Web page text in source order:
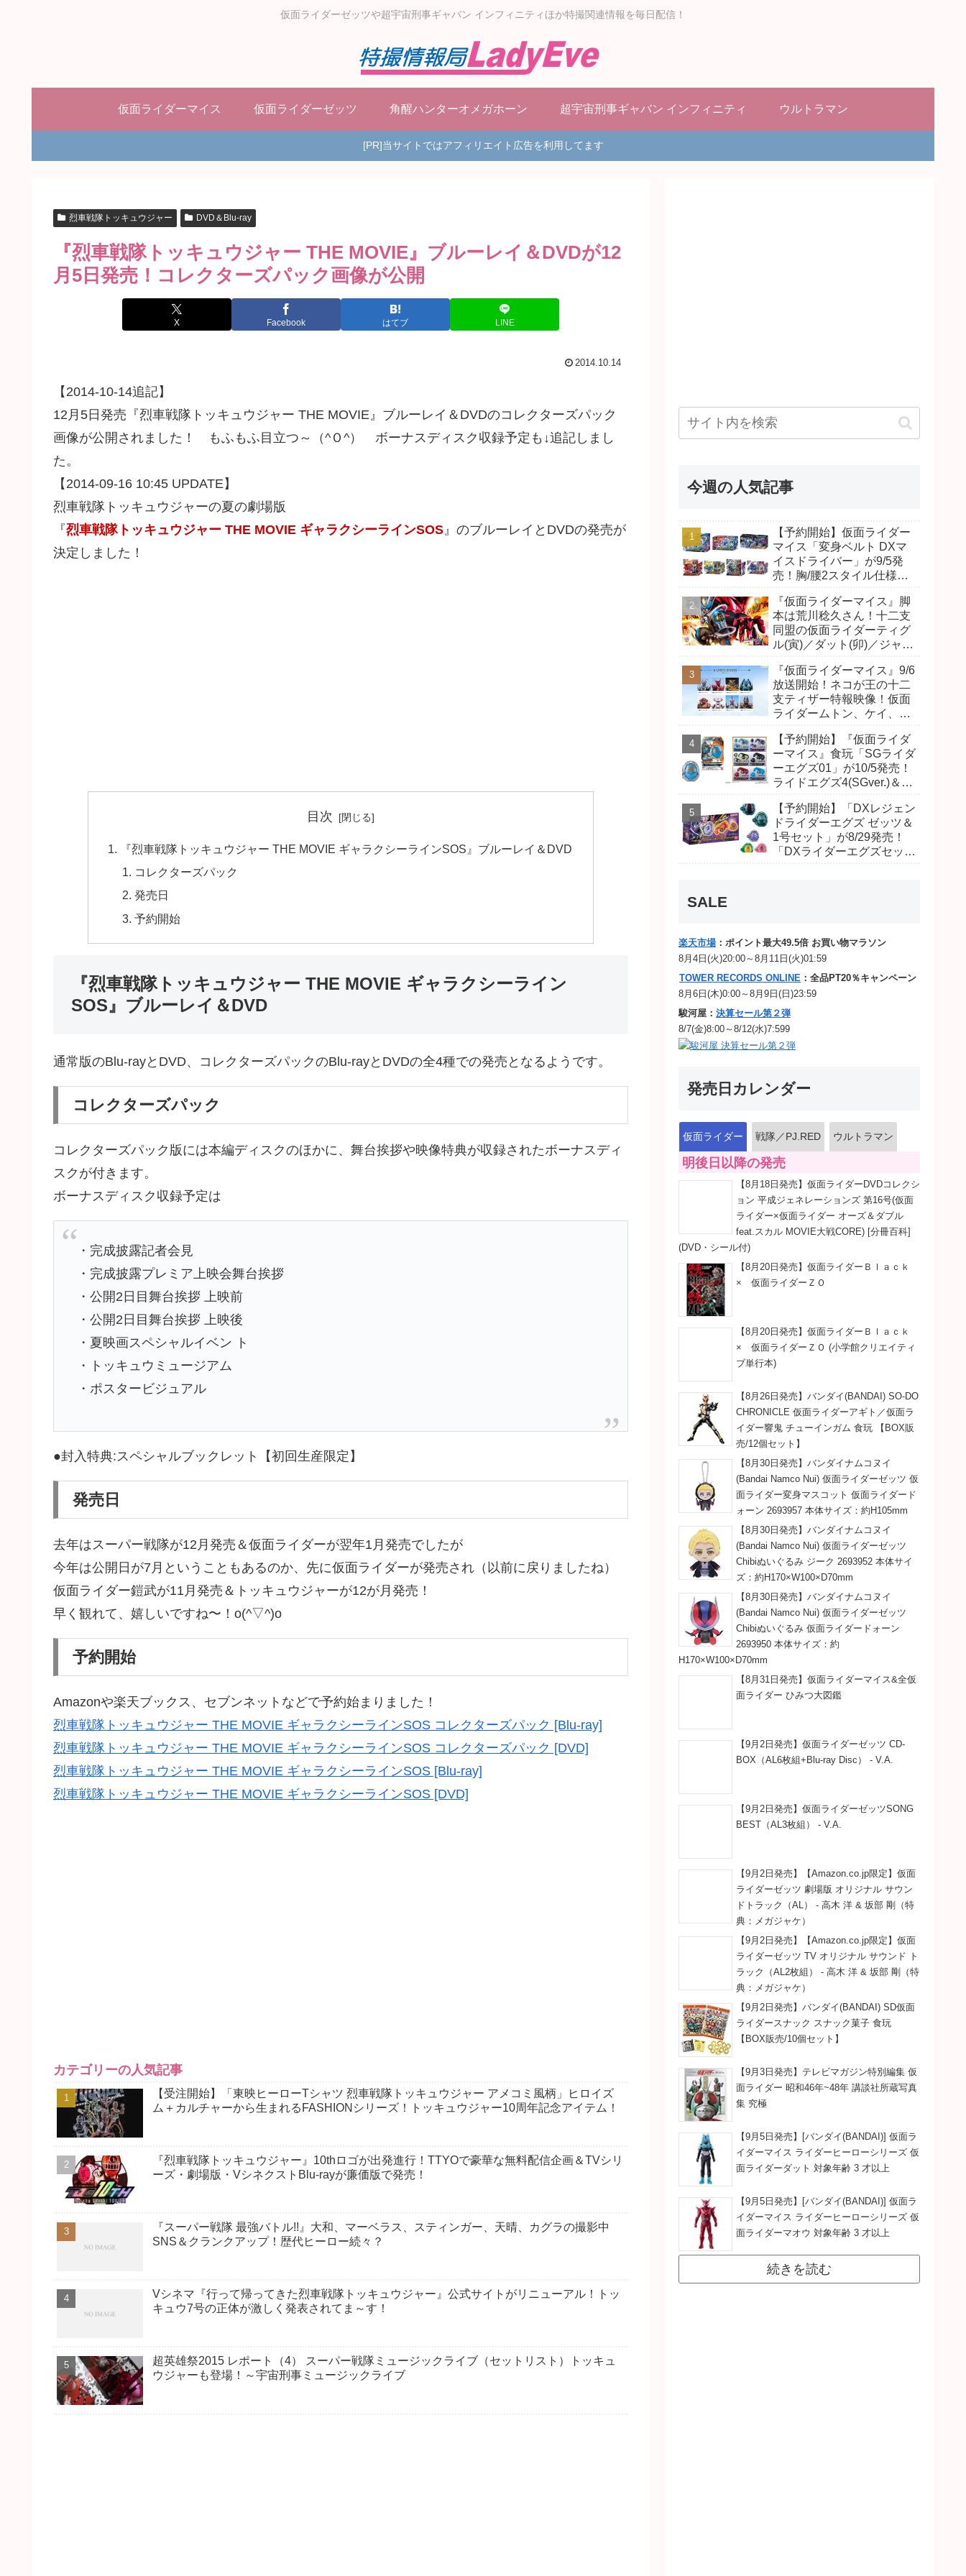
仮面ライダーゼッツや超宇宙刑事ギャバン インフィニティほか特撮関連情報を毎日配信！
仮面ライダーマイス 仮面ライダーゼッツ 角醒ハンターオメガホーン 超宇宙刑事ギャバン インフィニティ ウルトラマン
[PR]当サイトではアフィリエイト広告を利用してます
烈車戦隊トッキュウジャー DVD＆Blu-ray
『烈車戦隊トッキュウジャー THE MOVIE』ブルーレイ＆DVDが12
月5日発売！コレクターズパック画像が公開
X Facebook はてブ LINE
2014.10.14
【2014-10-14追記】
12月5日発売『烈車戦隊トッキュウジャー THE MOVIE』ブルーレイ＆DVDのコレクターズパック
画像が公開されました！ もふもふ目立つ～（^Ｏ^） ボーナスディスク収録予定も↓追記しまし
た。
【2014-09-16 10:45 UPDATE】
烈車戦隊トッキュウジャーの夏の劇場版
『烈車戦隊トッキュウジャー THE MOVIE ギャラクシーラインSOS』のブルーレイとDVDの発売が
決定しました！
目次
『烈車戦隊トッキュウジャー THE MOVIE ギャラクシーラインSOS』ブルーレイ＆DVD
コレクターズパック
発売日
予約開始
『烈車戦隊トッキュウジャー THE MOVIE ギャラクシーライン
SOS』ブルーレイ＆DVD
通常版のBlu-rayとDVD、コレクターズパックのBlu-rayとDVDの全4種での発売となるようです。
コレクターズパック
コレクターズパック版には本編ディスクのほかに、舞台挨拶や映像特典が収録されたボーナスディ
スクが付きます。
ボーナスディスク収録予定は
・完成披露記者会見
・完成披露プレミア上映会舞台挨拶
・公開2日目舞台挨拶 上映前
・公開2日目舞台挨拶 上映後
・夏映画スペシャルイベン ト
・トッキュウミュージアム
・ポスタービジュアル
●封入特典:スペシャルブックレット【初回生産限定】
発売日
去年はスーパー戦隊が12月発売＆仮面ライダーが翌年1月発売でしたが
今年は公開日が7月ということもあるのか、先に仮面ライダーが発売され（以前に戻りましたね）
仮面ライダー鎧武が11月発売＆トッキュウジャーが12が月発売！
早く観れて、嬉しいですね〜！o(^▽^)o
予約開始
Amazonや楽天ブックス、セブンネットなどで予約始まりました！
烈車戦隊トッキュウジャー THE MOVIE ギャラクシーラインSOS コレクターズパック [Blu-ray]
烈車戦隊トッキュウジャー THE MOVIE ギャラクシーラインSOS コレクターズパック [DVD]
烈車戦隊トッキュウジャー THE MOVIE ギャラクシーラインSOS [Blu-ray]
烈車戦隊トッキュウジャー THE MOVIE ギャラクシーラインSOS [DVD]
カテゴリーの人気記事
【受注開始】「東映ヒーローTシャツ 烈車戦隊トッキュウジャー アメコミ風柄」ヒロイズ
ム＋カルチャーから生まれるFASHIONシリーズ！トッキュウジャー10周年記念アイテム！
『烈車戦隊トッキュウジャー』10thロゴが出発進行！TTYOで豪華な無料配信企画＆TVシリ
ーズ・劇場版・VシネクストBlu-rayが廉価版で発売！
『スーパー戦隊 最強バトル!!』大和、マーベラス、スティンガー、天晴、カグラの撮影中
SNS＆クランクアップ！歴代ヒーロー続々？
Vシネマ『行って帰ってきた烈車戦隊トッキュウジャー』公式サイトがリニューアル！トッ
キュウ7号の正体が激しく発表されてま～す！
超英雄祭2015 レポート（4） スーパー戦隊ミュージックライブ（セットリスト）トッキュ
ウジャーも登場！～宇宙刑事ミュージックライブ
今週の人気記事
【予約開始】仮面ライダー
マイス「変身ベルト DXマ
イスドライバー」が9/5発
売！胸/腰2スタイル仕様！
ッシュ、ジャオ/バイト、ケ
イ/ショットボーンバックル
も！
『仮面ライダーマイス』脚
本は荒川稔久さん！十二支
同盟の仮面ライダーティグ
ル(寅)／ダット(卯)／ジャオ
尾達臣のキャストが発表！
トリガーのアキト金子隼也
さんも変身！
『仮面ライダーマイス』9/6
放送開始！ネコが王の十二
支ティザー特報映像！仮面
ライダームトン、ケイ、ヴ
開！ライダーは子丑寅卯辰
巳午未申酉戌亥猫猫の14
人⁉
【予約開始】『仮面ライダ
ーマイス』食玩「SGライダ
ーエグズ01」が10/5発売！
ライドエグズ4(SGver.)＆ジ
ズ、カイザ、ギャレン、デ
ィエンドシードエグズ！
【予約開始】「DXレジェン
ドライダーエグズ ゼッツ＆
1号セット」が8/29発売！
「DXライダーエグズセッ
SALE
楽天市場 ：ポイント最大49.5倍 お買い物マラソン
8月4日(火)20:00～8月11日(火)01:59
TOWER RECORDS ONLINE ：全品PT20％キャンペーン
8月6日(木)0:00～8月9日(日)23:59
駿河屋： 決算セール第２弾
8/7(金)8:00～8/12(水)7:599
発売日カレンダー
仮面ライダー 戦隊／PJ.RED ウルトラマン
明後日以降の発売
【8月18日発売】仮面ライダーDVDコレクシ
ョン 平成ジェネレーションズ 第16号(仮面
ライダー×仮面ライダー オーズ＆ダブル
feat.スカル MOVIE大戦CORE) [分冊百科]
(DVD・シール付)
【8月20日発売】仮面ライダーＢｌａｃｋ
× 仮面ライダーＺＯ
【8月20日発売】仮面ライダーＢｌａｃｋ
× 仮面ライダーＺＯ (小学館クリエイティ
ブ単行本)
【8月26日発売】バンダイ(BANDAI) SO-DO
CHRONICLE 仮面ライダーアギト／仮面ラ
イダー響鬼 チューインガム 食玩 【BOX販
売/12個セット】
【8月30日発売】バンダイナムコヌイ
(Bandai Namco Nui) 仮面ライダーゼッツ 仮
面ライダー変身マスコット 仮面ライダード
ォーン 2693957 本体サイズ：約H105mm
【8月30日発売】バンダイナムコヌイ
(Bandai Namco Nui) 仮面ライダーゼッツ
Chibiぬいぐるみ ジーク 2693952 本体サイ
ズ：約H170×W100×D70mm
【8月30日発売】バンダイナムコヌイ
(Bandai Namco Nui) 仮面ライダーゼッツ
Chibiぬいぐるみ 仮面ライダードォーン
2693950 本体サイズ：約
H170×W100×D70mm
【8月31日発売】仮面ライダーマイス&全仮
面ライダー ひみつ大図鑑
【9月2日発売】仮面ライダーゼッツ CD-
BOX（AL6枚組+Blu-ray Disc） - V.A.
【9月2日発売】仮面ライダーゼッツSONG
BEST（AL3枚組） - V.A.
【9月2日発売】【Amazon.co.jp限定】仮面
ライダーゼッツ 劇場版 オリジナル サウン
ドトラック（AL） - 高木 洋 & 坂部 剛（特
典：メガジャケ）
【9月2日発売】【Amazon.co.jp限定】仮面
ライダーゼッツ TV オリジナル サウンド ト
ラック（AL2枚組） - 高木 洋 & 坂部 剛（特
典：メガジャケ）
【9月2日発売】バンダイ(BANDAI) SD仮面
ライダースナック スナック菓子 食玩
【BOX販売/10個セット】
【9月3日発売】テレビマガジン特別編集 仮
面ライダー 昭和46年~48年 講談社所蔵写真
集 究極
【9月5日発売】[バンダイ(BANDAI)] 仮面ラ
イダーマイス ライダーヒーローシリーズ 仮
面ライダーダット 対象年齢 3 才以上
【9月5日発売】[バンダイ(BANDAI)] 仮面ラ
イダーマイス ライダーヒーローシリーズ 仮
面ライダーマオウ 対象年齢 3 才以上
続きを読む